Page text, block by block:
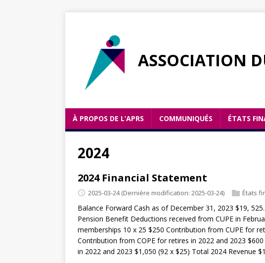
ASSOCIATION
À PROPOS DE L’APRS COMMUNIQUÉS ÉTATS
2024
2024 Financial Statement
2025-03-24 (Dernière modification: 2025-03-24) États
Balance Forward Cash as of December 31, 2023 $19,
Pension Benefit Deductions received from CUPE in
memberships 10 x 25 $250 Contribution from CUPE for
Contribution from COPE for retires in 2022 and 2023
in 2022 and 2023 $1,050 (92 x $25) Total 2024 Revenue